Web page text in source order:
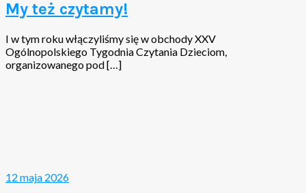
My też czytamy!
I w tym roku włączyliśmy się w obchody XXV
Ogólnopolskiego Tygodnia Czytania Dzieciom,
organizowanego pod […]
12 maja 2026